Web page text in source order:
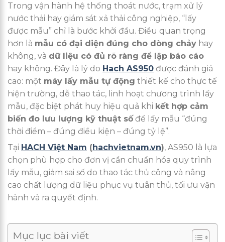
Trong vận hành hệ thống thoát nước, trạm xử lý
nước thải hay giám sát xả thải công nghiệp, “lấy
được mẫu” chỉ là bước khởi đầu. Điều quan trọng
hơn là mẫu có đại diện đúng cho dòng chảy hay
không, và dữ liệu có đủ rõ ràng để lập báo cáo
hay không. Đây là lý do Hach AS950 được đánh giá
cao: một máy lấy mẫu tự động thiết kế cho thực tế
hiện trường, dễ thao tác, linh hoạt chương trình lấy
mẫu, đặc biệt phát huy hiệu quả khi kết hợp cảm
biến đo lưu lượng kỹ thuật sốđể lấy mẫu “đúng
thời điểm – đúng điều kiện – đúng tỷ lệ”.
Tại HACH Việt Nam (hachvietnam.vn), AS950 là lựa
chọn phù hợp cho đơn vị cần chuẩn hóa quy trình
lấy mẫu, giảm sai số do thao tác thủ công và nâng
cao chất lượng dữ liệu phục vụ tuân thủ, tối ưu vận
hành và ra quyết định.
Mục lục bài viết